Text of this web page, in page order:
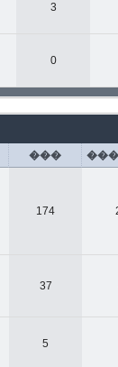
3
0
���
174
37
5